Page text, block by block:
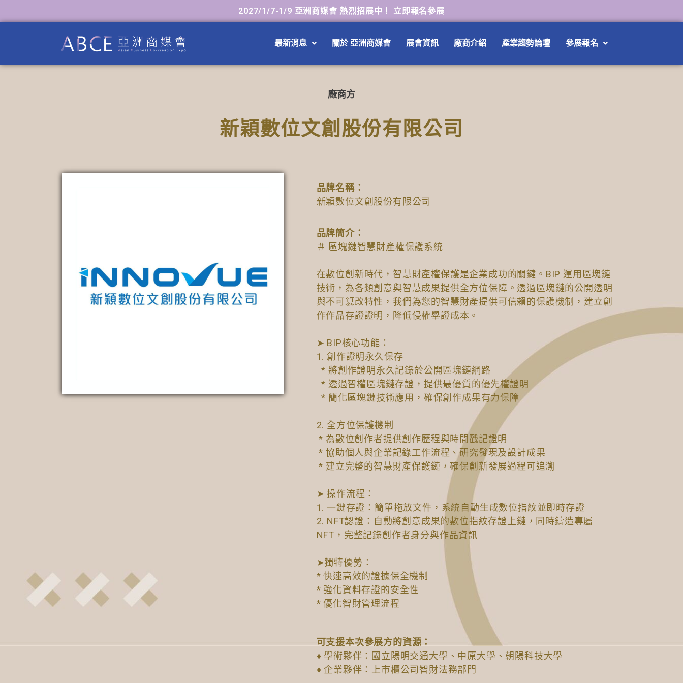
2027/1/7-1/9 亞洲商媒會 熱烈招展中！ 立即報名參展
最新消息 關於 亞洲商媒會 展會資訊 廠商介紹 產業趨勢論壇 參展報名
廠商方
新穎數位文創股份有限公司
品牌名稱：
新穎數位文創股份有限公司
品牌簡介：
＃ 區塊鏈智慧財產權保護系統
在數位創新時代，智慧財產權保護是企業成功的關鍵。BIP 運用區塊鏈
技術，為各類創意與智慧成果提供全方位保障。透過區塊鏈的公開透明
與不可篡改特性，我們為您的智慧財產提供可信賴的保護機制，建立創
作作品存證證明，降低侵權舉證成本。
➤ BIP核心功能：
1. 創作證明永久保存
​ ​ * 將創作證明永久記錄於公開區塊鏈網路
​ ​ * 透過智權區塊鏈存證，提供最優質的優先權證明
​ ​ * 簡化區塊鏈技術應用，確保創作成果有力保障
2. 全方位保護機制
​ * 為數位創作者提供創作歷程與時間戳記證明
​ * 協助個人與企業記錄工作流程、研究發現及設計成果
​ * 建立完整的智慧財產保護鏈，確保創新發展過程可追溯
➤ 操作流程：
1. 一鍵存證：簡單拖放文件，系統自動生成數位指紋並即時存證
2. NFT認證：自動將創意成果的數位指紋存證上鏈，同時鑄造專屬
NFT，完整記錄創作者身分與作品資訊
➤獨特優勢：
* 快速高效的證據保全機制
* 強化資料存證的安全性
* 優化智財管理流程
可支援本次參展方的資源：
♦ 學術夥伴：國立陽明交通大學、中原大學、朝陽科技大學
♦ 企業夥伴：上市櫃公司智財法務部門